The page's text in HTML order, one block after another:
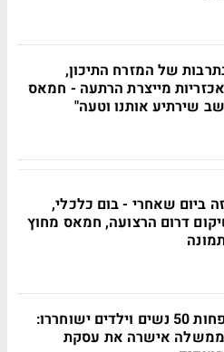
של המזרח התיכון,
מייצרת הרתעה - חמאס
שירתיע אותנו וטעה"
ביום שאחרי - בום כלכלי,
דרום הרצועה, חמאס מחוץ
לפחות 50 נשים וילדים ישוחררו:
אישרה את עסקת